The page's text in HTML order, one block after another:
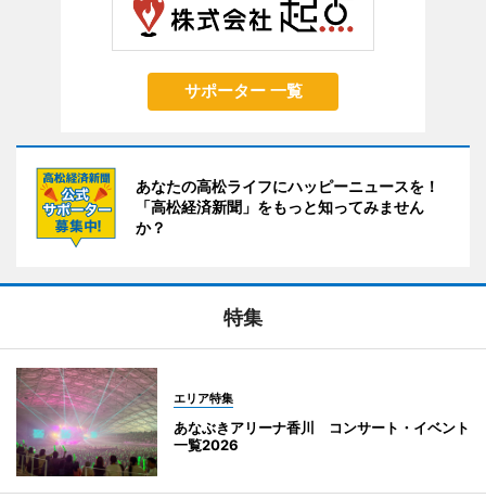
サポーター 一覧
あなたの高松ライフにハッピーニュースを！
「高松経済新聞」をもっと知ってみません
か？
特集
エリア特集
あなぶきアリーナ香川 コンサート・イベント
一覧2026